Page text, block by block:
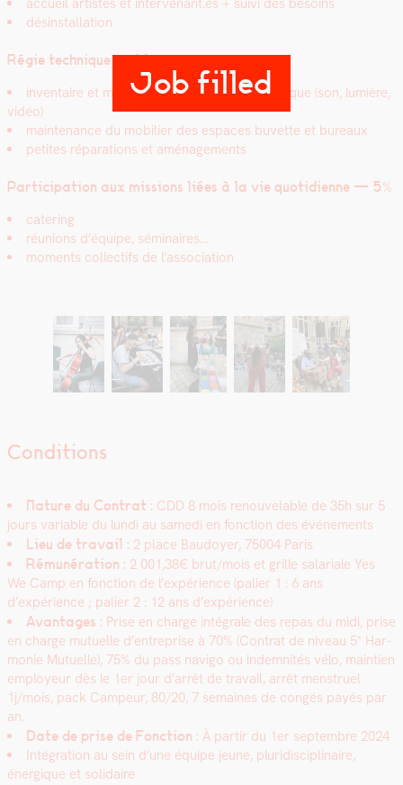
Job filled
accueil artistes et intervenant.es + suivi des besoins
désin­stal­la­tion
Régie tech­nique — 20%
inven­taire et main­te­nance du matériel tech­nique (son, lumière,
vidéo)
main­te­nance du mobili­er des espaces buvette et bureaux
petites répa­ra­tions et amé­nage­ments
Par­tic­i­pa­tion aux mis­sions liées à la vie quo­ti­di­enne — 5%
cater­ing
réu­nions d’équipe, sémi­naires…
moments col­lec­tifs de l’association
Conditions
Nature du Con­trat : CDD 8 mois renou­ve­lable de 35h sur 5
jours vari­able du lun­di au same­di en fonc­tion des événe­ments
Lieu de tra­vail : 2 place Bau­doy­er, 75004 Paris
Rémunéra­tion : 2 001,38€ brut/mois et grille salar­i­ale Yes
We Camp en fonc­tion de l’expérience (palier 1 : 6 ans
d’expérience ; palier 2 : 12 ans d’expérience)
Avan­tages : Prise en charge inté­grale des repas du midi, prise
en charge mutuelle d’entreprise à 70% (Con­trat de niveau 5* Har­
monie Mutuelle), 75% du pass nav­i­go ou indem­nités vélo, main­tien
employeur dès le 1er jour d’arrêt de tra­vail, arrêt men­stru­el
1j/mois, pack Campeur, 80/20, 7 semaines de con­gés payés par
an.
Date de prise de Fonc­tion : À par­tir du 1er sep­tem­bre 2024
Inté­gra­tion au sein d’une équipe jeune, pluridis­ci­plinaire,
énergique et sol­idaire